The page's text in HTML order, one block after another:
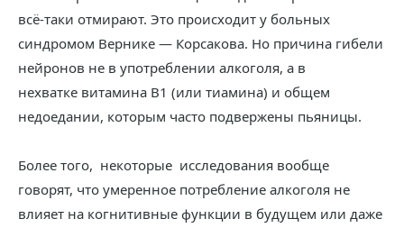
всё-таки отмирают. Это происходит у больных
синдромом Вернике — Корсакова. Но причина гибели
нейронов не в употреблении алкоголя, а в
нехватке витамина B1 (или тиамина) и общем
недоедании, которым часто подвержены пьяницы.
Более того, некоторые исследования вообще
говорят, что умеренное потребление алкоголя не
влияет на когнитивные функции в будущем или даже